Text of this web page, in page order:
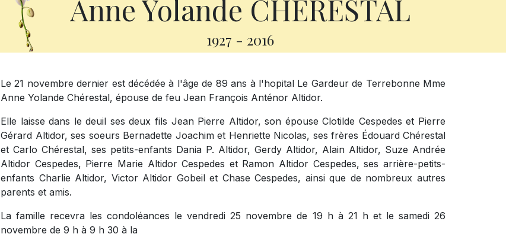
Anne Yolande CHÉRESTAL
1927 - 2016
Le 21 novembre dernier est décédée à l'âge de 89 ans à l'hopital Le Gardeur de Terrebonne Mme
Anne Yolande Chérestal, épouse de feu Jean François Anténor Altidor.
Elle laisse dans le deuil ses deux fils Jean Pierre Altidor, son épouse Clotilde Cespedes et Pierre
Gérard Altidor, ses soeurs Bernadette Joachim et Henriette Nicolas, ses frères Édouard Chérestal
et Carlo Chérestal, ses petits-enfants Dania P. Altidor, Gerdy Altidor, Alain Altidor, Suze Andrée
Altidor Cespedes, Pierre Marie Altidor Cespedes et Ramon Altidor Cespedes, ses arrière-petits-
enfants Charlie Altidor, Victor Altidor Gobeil et Chase Cespedes, ainsi que de nombreux autres
parents et amis.
La famille recevra les condoléances le vendredi 25 novembre de 19 h à 21 h et le samedi 26
novembre de 9 h à 9 h 30 à la